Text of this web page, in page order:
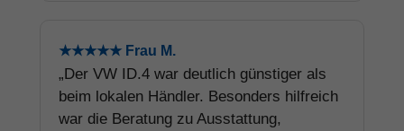
★★★★★ Frau M.
„Der VW ID.4 war deutlich günstiger als
beim lokalen Händler. Besonders hilfreich
war die Beratung zu Ausstattung,